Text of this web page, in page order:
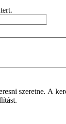
szeretne. A